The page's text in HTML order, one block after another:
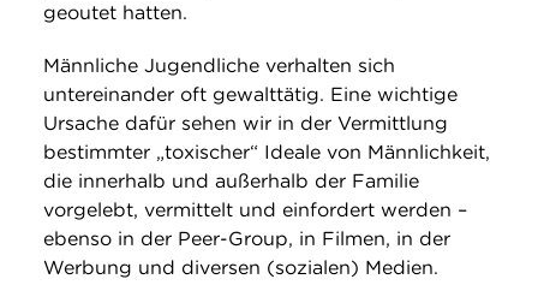
geoutet hatten.
Männliche Jugendliche verhalten sich
untereinander oft gewalttätig. Eine wichtige
Ursache dafür sehen wir in der Vermittlung
bestimmter „toxischer“ Ideale von Männlichkeit,
die innerhalb und außerhalb der Familie
vorgelebt, vermittelt und einfordert werden –
ebenso in der Peer-Group, in Filmen, in der
Werbung und diversen (sozialen) Medien.